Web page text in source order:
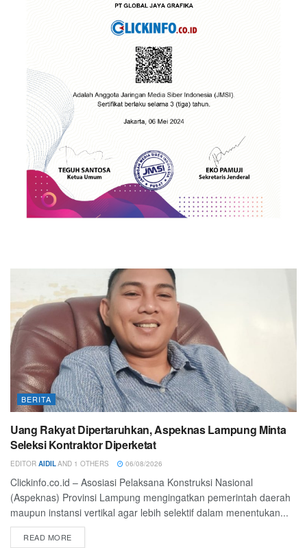
BERITA
Uang Rakyat Dipertaruhkan, Aspeknas Lampung Minta
Seleksi Kontraktor Diperketat
EDITOR AIDILAND 1 OTHERS 06/08/2026
Clickinfo.co.id – Asosiasi Pelaksana Konstruksi Nasional
(Aspeknas) Provinsi Lampung mengingatkan pemerintah daerah
maupun instansi vertikal agar lebih selektif dalam menentukan...
READ MORE